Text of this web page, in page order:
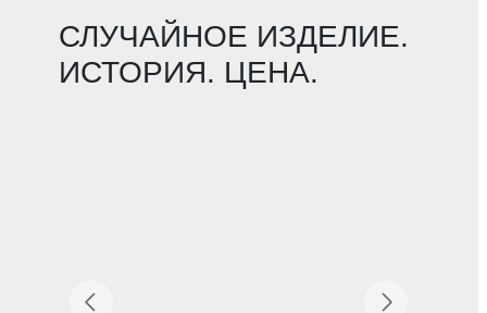
СЛУЧАЙНОЕ ИЗДЕЛИЕ.
ИСТОРИЯ. ЦЕНА.